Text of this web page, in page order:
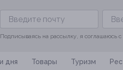
Подписываясь на рассылку, я соглашаюсь
дня Товары Туризм